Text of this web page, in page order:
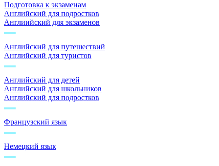
Подготовка к экзаменам
Английский для подростков
Англиийский для экзаменов
Английский для путешествий
Английский для туристов
Английский для детей
Английский для школьников
Английский для подростков
Французский язык
Немецкий язык